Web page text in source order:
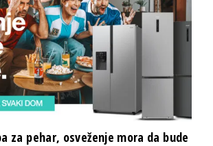
za pehar, osveženje mora da bude